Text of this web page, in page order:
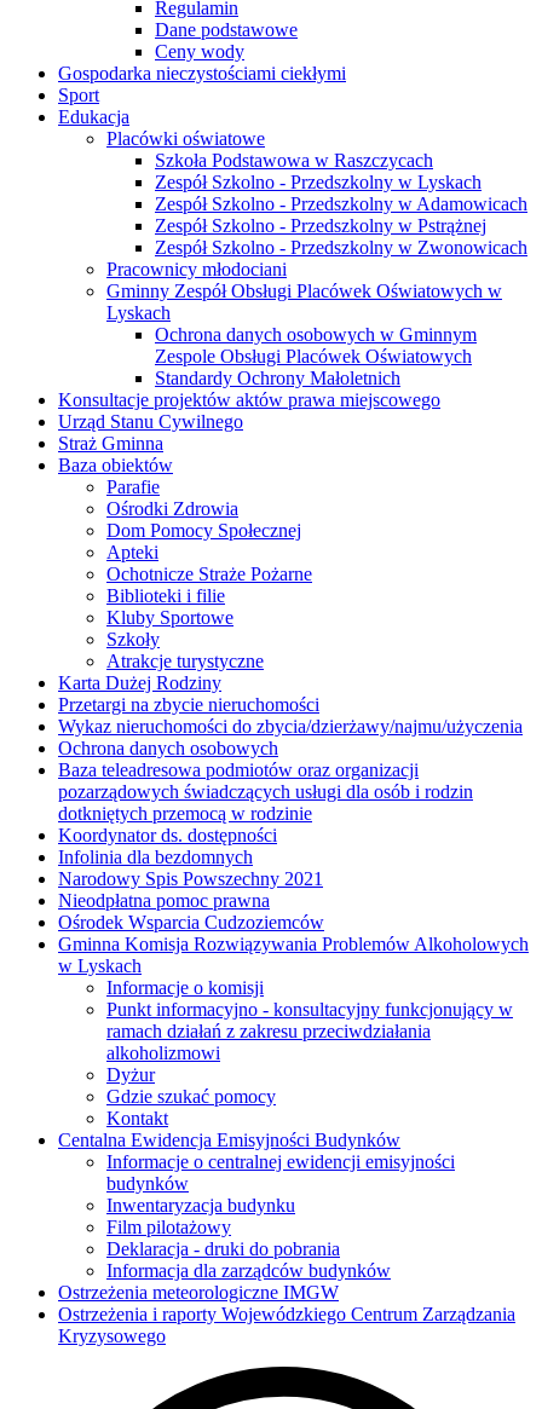
Regulamin
Dane podstawowe
Ceny wody
Gospodarka nieczystościami ciekłymi
Sport
Edukacja
Placówki oświatowe
Szkoła Podstawowa w Raszczycach
Zespół Szkolno - Przedszkolny w Lyskach
Zespół Szkolno - Przedszkolny w Adamowicach
Zespół Szkolno - Przedszkolny w Pstrążnej
Zespół Szkolno - Przedszkolny w Zwonowicach
Pracownicy młodociani
Gminny Zespół Obsługi Placówek Oświatowych w
Lyskach
Ochrona danych osobowych w Gminnym
Zespole Obsługi Placówek Oświatowych
Standardy Ochrony Małoletnich
Konsultacje projektów aktów prawa miejscowego
Urząd Stanu Cywilnego
Straż Gminna
Baza obiektów
Parafie
Ośrodki Zdrowia
Dom Pomocy Społecznej
Apteki
Ochotnicze Straże Pożarne
Biblioteki i filie
Kluby Sportowe
Szkoły
Atrakcje turystyczne
Karta Dużej Rodziny
Przetargi na zbycie nieruchomości
Wykaz nieruchomości do zbycia/dzierżawy/najmu/użyczenia
Ochrona danych osobowych
Baza teleadresowa podmiotów oraz organizacji
pozarządowych świadczących usługi dla osób i rodzin
dotkniętych przemocą w rodzinie
Koordynator ds. dostępności
Infolinia dla bezdomnych
Narodowy Spis Powszechny 2021
Nieodpłatna pomoc prawna
Ośrodek Wsparcia Cudzoziemców
Gminna Komisja Rozwiązywania Problemów Alkoholowych
w Lyskach
Informacje o komisji
Punkt informacyjno - konsultacyjny funkcjonujący w
ramach działań z zakresu przeciwdziałania
alkoholizmowi
Dyżur
Gdzie szukać pomocy
Kontakt
Centalna Ewidencja Emisyjności Budynków
Informacje o centralnej ewidencji emisyjności
budynków
Inwentaryzacja budynku
Film pilotażowy
Deklaracja - druki do pobrania
Informacja dla zarządców budynków
Ostrzeżenia meteorologiczne IMGW
Ostrzeżenia i raporty Wojewódzkiego Centrum Zarządzania
Kryzysowego